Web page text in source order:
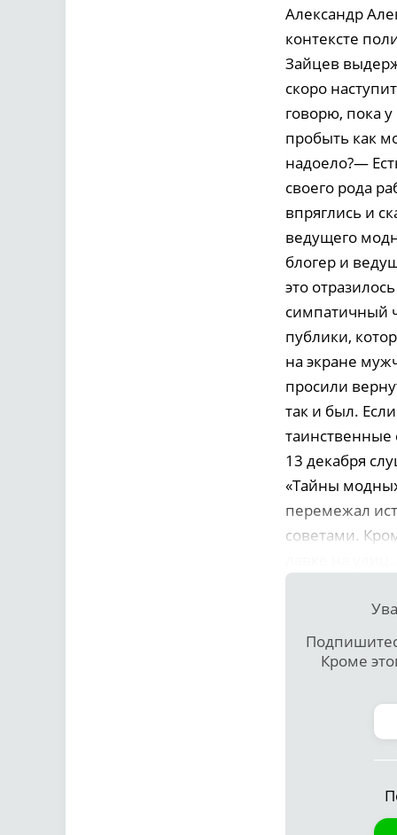
Александр
контексте
Зайцев
скоро
говорю, пока
пробыть как
надоело?—
своего рода
впряглись и
ведущего
блогер и
это
симпатичный
публики,
на экране
просили
так и был.
таинственные
13 декабря
«Тайны
перемежал
советами.
Кроме